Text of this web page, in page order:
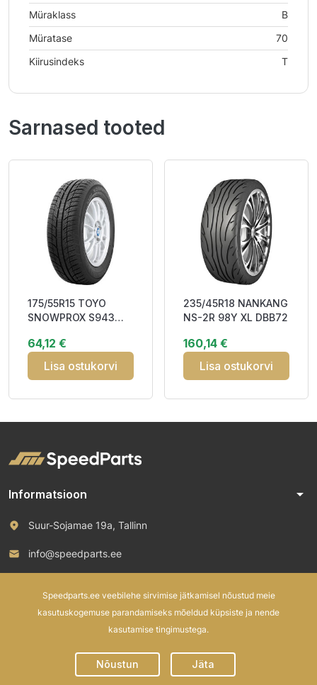
Müraklass
B
Müratase
70
Kiirusindeks
T
Sarnased tooted
175/55R15 TOYO
SNOWPROX S943
DCB70 3PMSF M+S
64,12 €
Lisa ostukorvi
235/45R18 NANKANG
NS-2R 98Y XL DBB72
160,14 €
Lisa ostukorvi
Informatsioon arrow_drop_down
Suur-Sojamae 19a, Tallinn
info@speedparts.ee
Speedparts.ee veebilehe sirvimise jätkamisel nõustud meie
kasutuskogemuse parandamiseks mõeldud küpsiste ja nende
kasutamise tingimustega.
Nõustun Jäta